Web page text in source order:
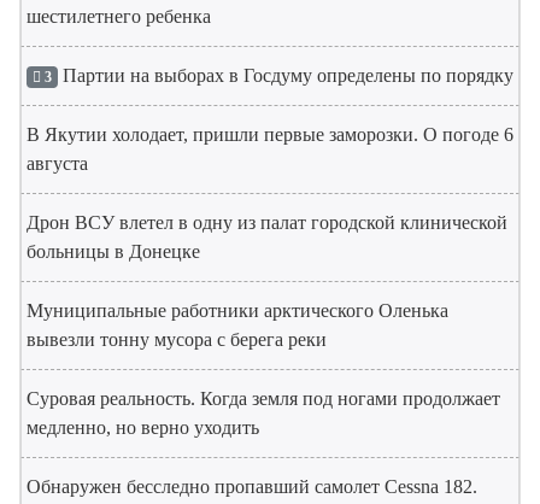
шестилетнего ребенка
3 Партии на выборах в Госдуму определены по порядку
В Якутии холодает, пришли первые заморозки. О погоде 6
августа
Дрон ВСУ влетел в одну из палат городской клинической
больницы в Донецке
Муниципальные работники арктического Оленька
вывезли тонну мусора с берега реки
Суровая реальность. Когда земля под ногами продолжает
медленно, но верно уходить
Обнаружен бесследно пропавший самолет Cessna 182.